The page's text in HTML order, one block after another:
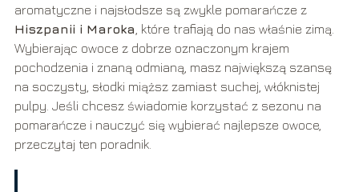
aromatyczne i najsłodsze są zwykle pomarańcze z
Hiszpanii i Maroka , które trafiają do nas właśnie zimą.
Wybierając owoce z dobrze oznaczonym krajem
pochodzenia i znaną odmianą, masz największą szansę
na soczysty, słodki miąższ zamiast suchej, włóknistej
pulpy. Jeśli chcesz świadomie korzystać z sezonu na
pomarańcze i nauczyć się wybierać najlepsze owoce,
przeczytaj ten poradnik.